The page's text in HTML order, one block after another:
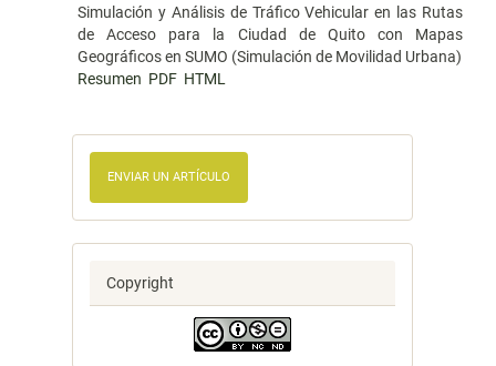
Simulación y Análisis de Tráfico Vehicular en las Rutas
de Acceso para la Ciudad de Quito con Mapas
Geográficos en SUMO (Simulación de Movilidad Urbana)
Resumen PDF HTML
ENVIAR UN ARTÍCULO
Copyright